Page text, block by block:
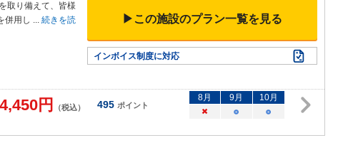
取り備え て、皆様
併用し ... 続きを読
▶この施設のプラン一覧を見る
インボイス制度に対応
円 （税込） 495 ポイント
8月 9月 10月
×
○ ○